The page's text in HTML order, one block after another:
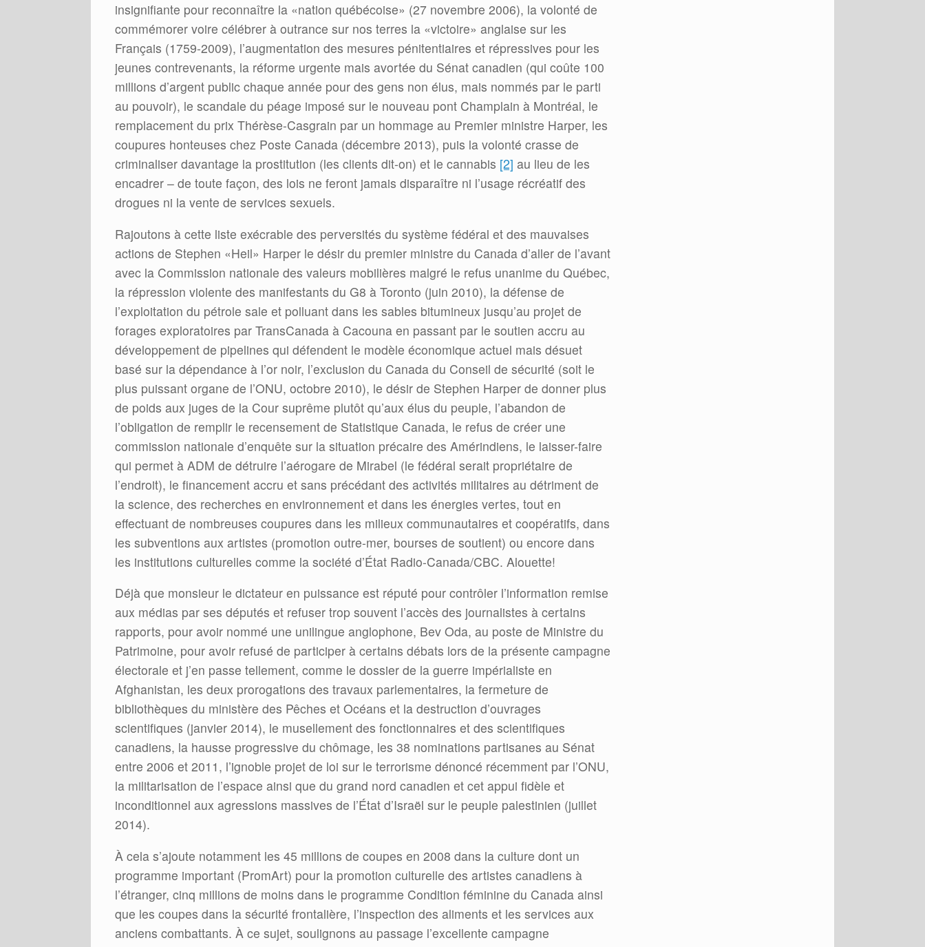
insignifiante pour reconnaître la «nation québécoise» (27 novembre 2006), la volonté de
commémorer voire célébrer à outrance sur nos terres la «victoire» anglaise sur les
Français (1759-2009), l’augmentation des mesures pénitentiaires et répressives pour les
jeunes contrevenants, la réforme urgente mais avortée du Sénat canadien (qui coûte 100
millions d’argent public chaque année pour des gens non élus, mais nommés par le parti
au pouvoir), le scandale du péage imposé sur le nouveau pont Champlain à Montréal, le
remplacement du prix Thérèse-Casgrain par un hommage au Premier ministre Harper, les
coupures honteuses chez Poste Canada (décembre 2013), puis la volonté crasse de
criminaliser davantage la prostitution (les clients dit-on) et le cannabis [2] au lieu de les
encadrer – de toute façon, des lois ne feront jamais disparaître ni l’usage récréatif des
drogues ni la vente de services sexuels.
Rajoutons à cette liste exécrable des perversités du système fédéral et des mauvaises
actions de Stephen «Heil» Harper le désir du premier ministre du Canada d’aller de l’avant
avec la Commission nationale des valeurs mobilières malgré le refus unanime du Québec,
la répression violente des manifestants du G8 à Toronto (juin 2010), la défense de
l’exploitation du pétrole sale et polluant dans les sables bitumineux jusqu’au projet de
forages exploratoires par TransCanada à Cacouna en passant par le soutien accru au
développement de pipelines qui défendent le modèle économique actuel mais désuet
basé sur la dépendance à l’or noir, l’exclusion du Canada du Conseil de sécurité (soit le
plus puissant organe de l’ONU, octobre 2010), le désir de Stephen Harper de donner plus
de poids aux juges de la Cour suprême plutôt qu’aux élus du peuple, l’abandon de
l’obligation de remplir le recensement de Statistique Canada, le refus de créer une
commission nationale d’enquête sur la situation précaire des Amérindiens, le laisser-faire
qui permet à ADM de détruire l’aérogare de Mirabel (le fédéral serait propriétaire de
l’endroit), le financement accru et sans précédant des activités militaires au détriment de
la science, des recherches en environnement et dans les énergies vertes, tout en
effectuant de nombreuses coupures dans les milieux communautaires et coopératifs, dans
les subventions aux artistes (promotion outre-mer, bourses de soutient) ou encore dans
les institutions culturelles comme la société d’État Radio-Canada/CBC. Alouette!
Déjà que monsieur le dictateur en puissance est réputé pour contrôler l’information remise
aux médias par ses députés et refuser trop souvent l’accès des journalistes à certains
rapports, pour avoir nommé une unilingue anglophone, Bev Oda, au poste de Ministre du
Patrimoine, pour avoir refusé de participer à certains débats lors de la présente campagne
électorale et j’en passe tellement, comme le dossier de la guerre impérialiste en
Afghanistan, les deux prorogations des travaux parlementaires, la fermeture de
bibliothèques du ministère des Pêches et Océans et la destruction d’ouvrages
scientifiques (janvier 2014), le musellement des fonctionnaires et des scientifiques
canadiens, la hausse progressive du chômage, les 38 nominations partisanes au Sénat
entre 2006 et 2011, l’ignoble projet de loi sur le terrorisme dénoncé récemment par l’ONU,
la militarisation de l’espace ainsi que du grand nord canadien et cet appui fidèle et
inconditionnel aux agressions massives de l’État d’Israël sur le peuple palestinien (juillet
2014).
À cela s’ajoute notamment les 45 millions de coupes en 2008 dans la culture dont un
programme important (PromArt) pour la promotion culturelle des artistes canadiens à
l’étranger, cinq millions de moins dans le programme Condition féminine du Canada ainsi
que les coupes dans la sécurité frontalière, l’inspection des aliments et les services aux
anciens combattants. À ce sujet, soulignons au passage l’excellente campagne